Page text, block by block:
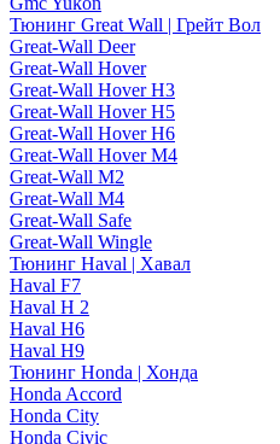
Тюнинг Great Wall | Грейт Вол
Great-Wall Deer
Great-Wall Hover
Great-Wall Hover H3
Great-Wall Hover H5
Great-Wall Hover H6
Great-Wall Hover M4
Great-Wall M2
Great-Wall M4
Great-Wall Safe
Great-Wall Wingle
Тюнинг Haval | Хавал
Haval F7
Haval H 2
Haval H6
Haval H9
Тюнинг Honda | Хонда
Honda Accord
Honda City
Honda Civic